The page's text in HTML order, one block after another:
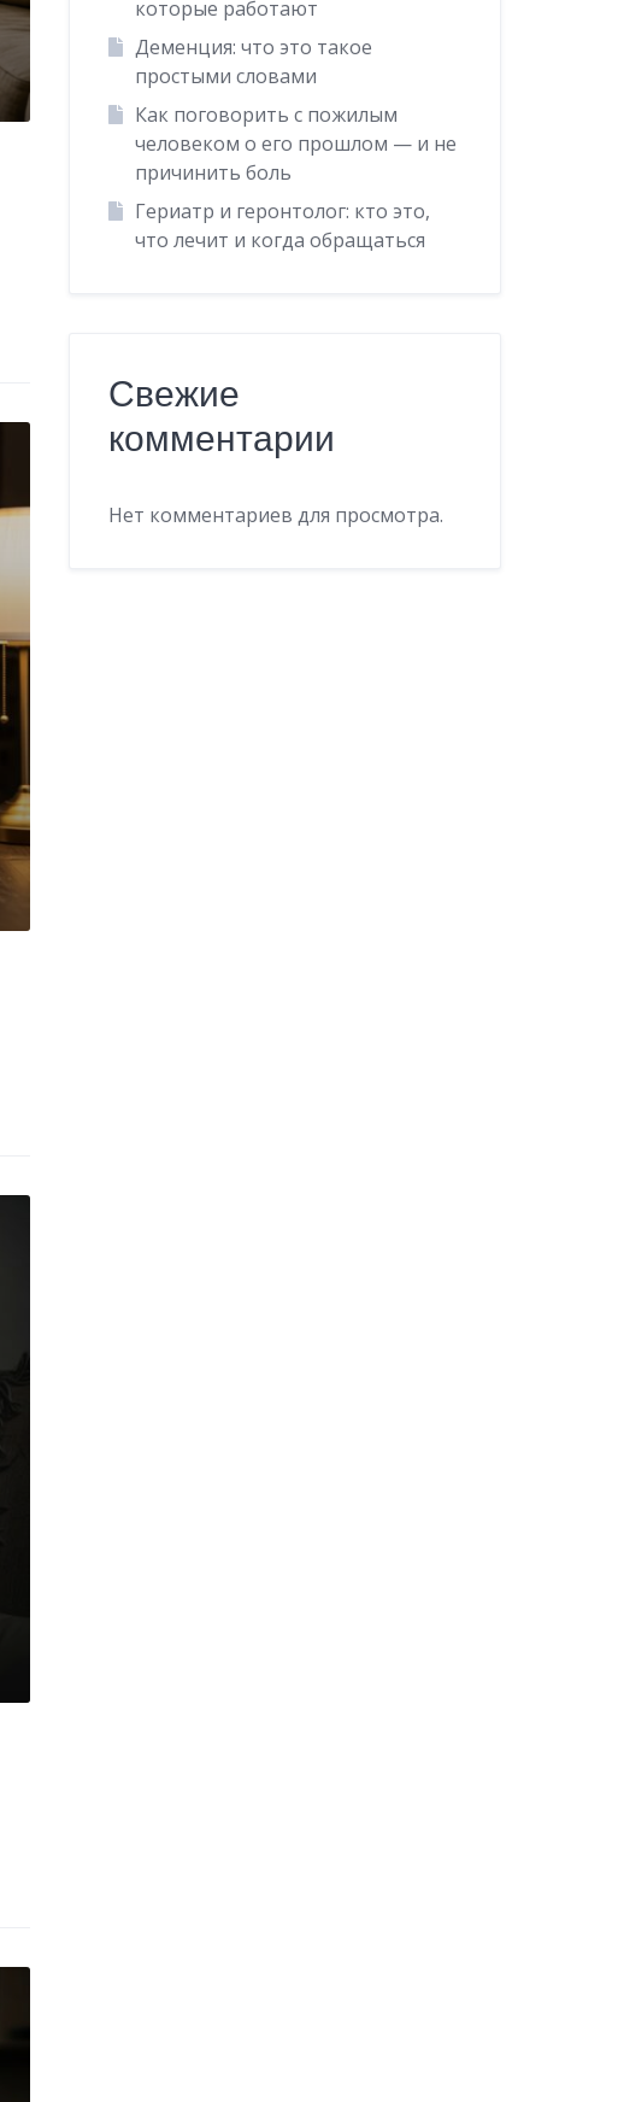
которые работают
Деменция: что это такое
простыми словами
Как поговорить с пожилым
человеком о его прошлом — и не
причинить боль
Гериатр и геронтолог: кто это,
что лечит и когда обращаться
Свежие
комментарии
Нет комментариев для просмотра.